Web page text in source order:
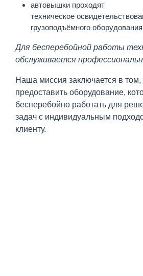
автовышки проходят
техническое
грузоподъёмного
Для бесперебойной работы
обслуживается
Наша миссия заключается в
предоставить оборудование,
бесперебойно работать для
задач с индивидуальным
клиенту.